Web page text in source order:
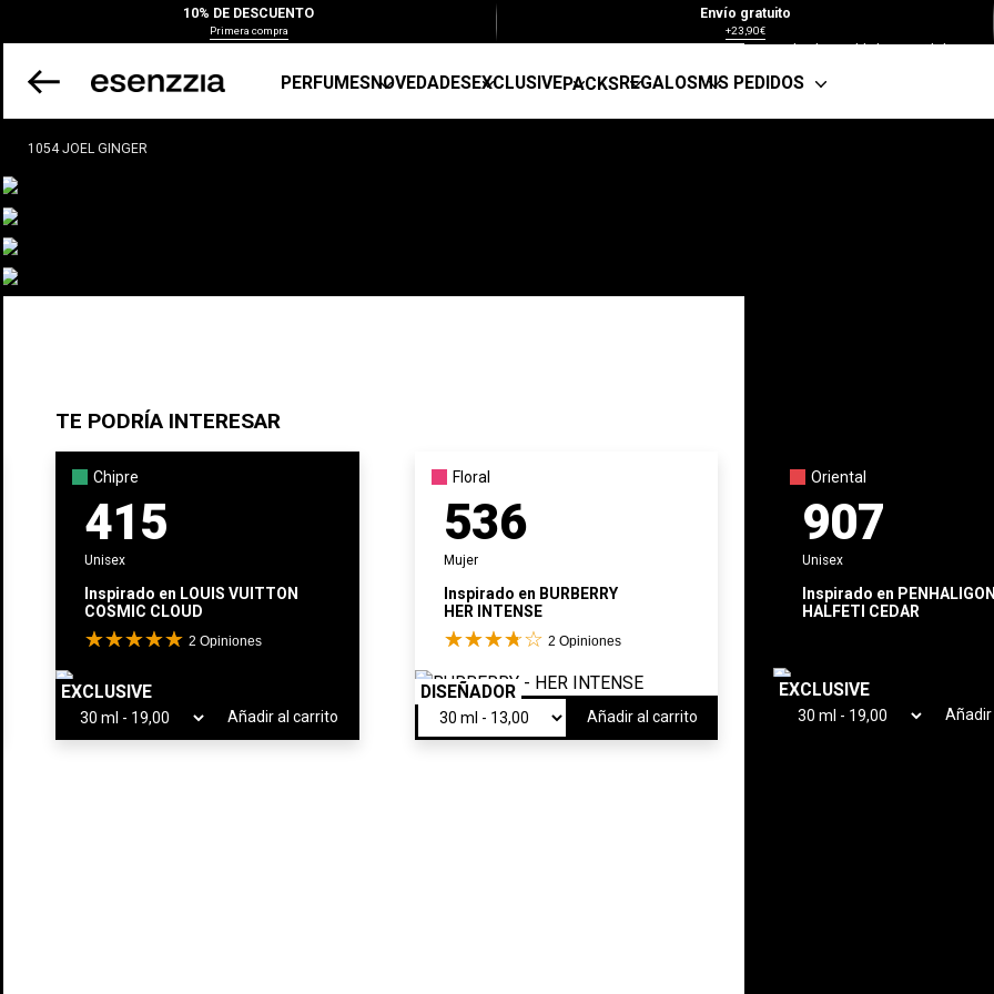
10% DE DESCUENTO
Primera compra
Envío gratuito
+23,90€
PERFUMESNOVEDADESEXCLUSIVEPACKSREGALOSMIS PEDIDOS
1054 JOEL GINGER
estandarte de la alta
tonka y el tabaco cálido.
Fabricado en España
TE PODRÍA INTERESAR
Chipre
415
Unisex
Inspirado en LOUIS VUITTON
COSMIC CLOUD
2Opiniones
EXCLUSIVE
Añadir al carrito
Floral
536
Mujer
Inspirado en BURBERRY
HER INTENSE
2 Opiniones
DISEÑADOR
Añadir al carrito
Oriental
907
Unisex
Inspirado en
HALFETI CEDAR
EXCLUSIVE